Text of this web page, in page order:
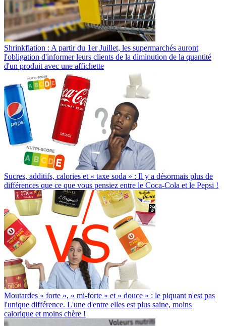
Shrinkflation : A partir du 1er Juillet, les supermarchés auront
l'obligation d'informer leurs clients de la diminution de la quantité
d'un produit avec une affichette
Sucres, additifs, calories et « taxe soda » : Il y a désormais plus de
différences que ce que vous pensiez entre le Coca-Cola et le Pepsi !
Moutardes « forte », « mi-forte » et « douce » : le piquant n'est pas
l'unique différence. L'une d'entre elles est plus saine, moins
calorique et moins chère !